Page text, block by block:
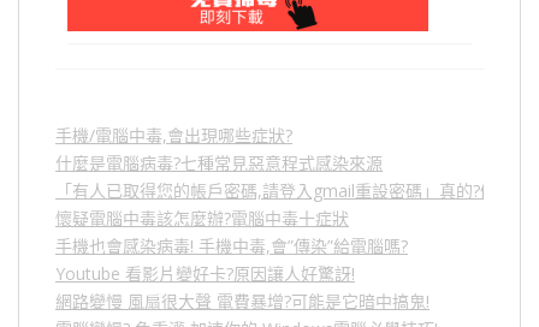
手機/電腦中毒,會出現哪些症狀?
什麼是電腦病毒?七種常見惡意程式感染來源
「有人已取得您的帳戶密碼,請登入gmail重設密碼」真的?假的?5
懷疑電腦中毒該怎麼辦?電腦中毒十症狀
手機也會感染病毒! 手機中毒,會”傳染”給電腦嗎?
Youtube 看影片變好卡?原因讓人好驚訝!
網路變慢 風扇很大聲 電費暴增?可能是它暗中搞鬼!